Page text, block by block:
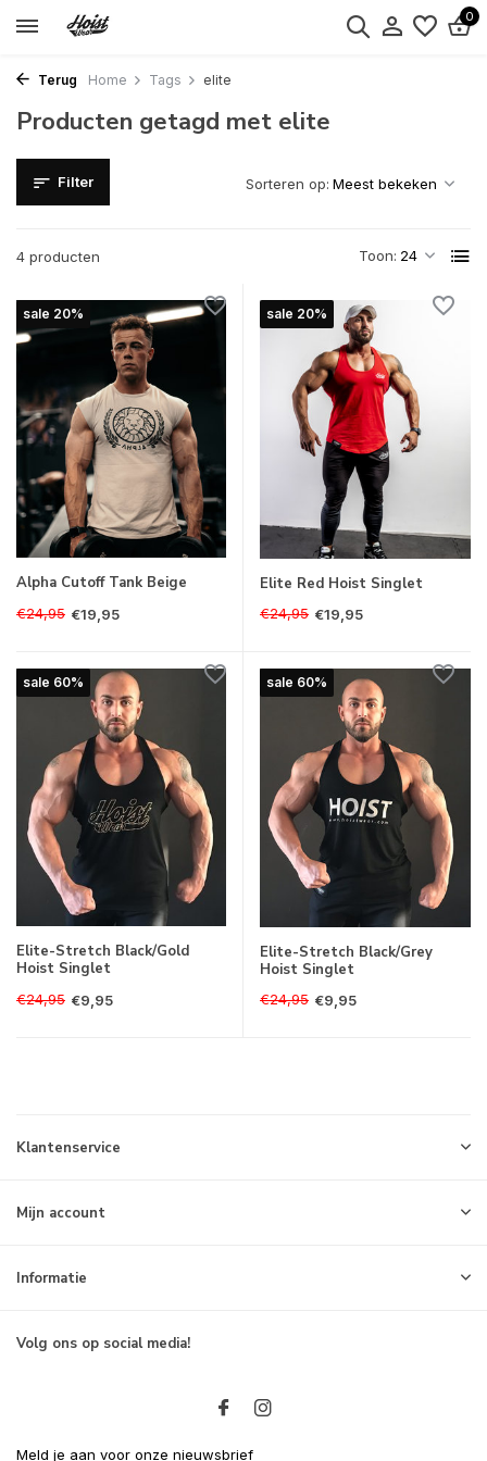
0
Terug Home Tags elite
Producten getagd met elite
Filter
4 producten Toon:
Sorteren op:
sale 20%
Alpha Cutoff Tank Beige
€24,95 €19,95
sale 20%
Elite Red Hoist Singlet
€24,95 €19,95
sale 60%
Elite-Stretch Black/Gold
Hoist Singlet
€24,95 €9,95
sale 60%
Elite-Stretch Black/Grey
Hoist Singlet
€24,95 €9,95
Klantenservice
Mijn account
Informatie
Volg ons op social media!
Meld je aan voor onze nieuwsbrief